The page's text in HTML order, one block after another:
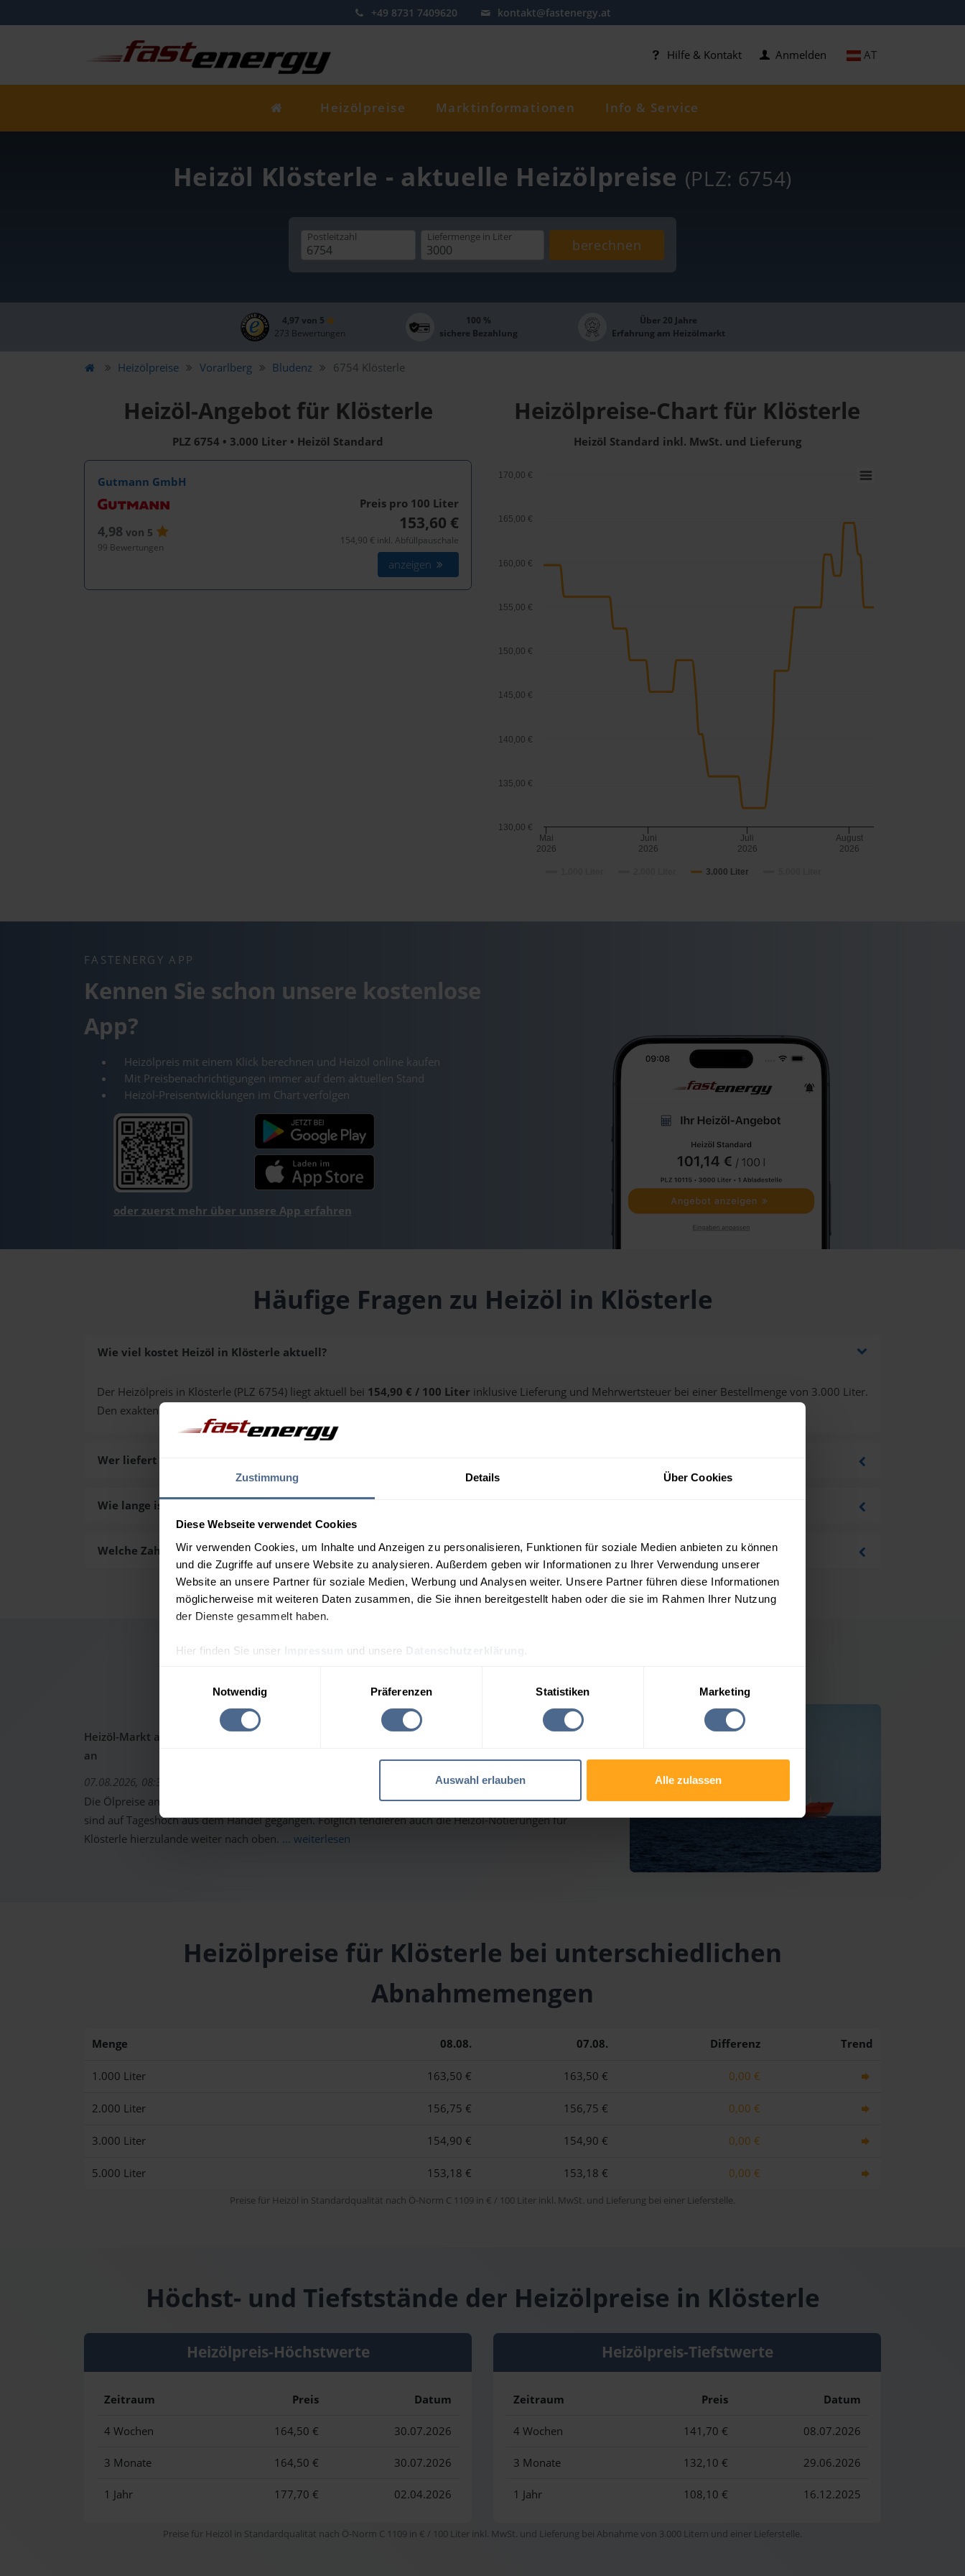
Zustimmung Details Über Cookies
Diese Webseite verwendet Cookies
Wir verwenden Cookies, um Inhalte und Anzeigen zu personalisieren, Funktionen für soziale Medien anbieten zu können
und die Zugriffe auf unsere Website zu analysieren. Außerdem geben wir Informationen zu Ihrer Verwendung unserer
Website an unsere Partner für soziale Medien, Werbung und Analysen weiter. Unsere Partner führen diese Informationen
möglicherweise mit weiteren Daten zusammen, die Sie ihnen bereitgestellt haben oder die sie im Rahmen Ihrer Nutzung
der Dienste gesammelt haben.
Hier finden Sie unser Impressum und unsere Datenschutzerklärung
Notwendig
Präferenzen Statistiken Marketing
Auswahl erlauben Alle zulassen
+49 8731 7409620 kontakt@fastenergy.at
AT
Hilfe & Kontakt Anmelden
Heizölpreise Marktinformationen Info & Service
Heizöl Klösterle - aktuelle Heizölpreise (PLZ: 6754)
Postleitzahl Liefermenge in Liter berechnen
4,97 von 5
273 Bewertungen
100 %
sichere Bezahlung
Über 20 Jahre
Erfahrung am Heizölmarkt
Heizölpreise Vorarlberg Bludenz 6754 Klösterle
Heizöl-Angebot für Klösterle
PLZ 6754 • 3.000 Liter • Heizöl Standard
Gutmann GmbH
4,98 von 5
99 Bewertungen
Preis pro 100 Liter
153,60 €
154,90 € inkl. Abfüllpauschale
anzeigen
Heizölpreise-Chart für Klösterle
Heizöl Standard inkl. MwSt. und Lieferung
3.000 Liter
Mai
2026
Juni
2026
Juli
2026
August
2026
130,00 €
135,00 €
140,00 €
145,00 €
150,00 €
155,00 €
160,00 €
165,00 €
170,00 €
FASTENERGY APP
Kennen Sie schon unsere kostenlose
App?
Heizölpreis mit einem Klick berechnen und Heizöl online kaufen
Mit Preisbenachrichtigungen immer auf dem aktuellen Stand
Heizöl-Preisentwicklungen im Chart verfolgen
oder zuerst mehr über unsere App erfahren
Häufige Fragen zu Heizöl in Klösterle
Wie viel kostet Heizöl in Klösterle aktuell?
Der Heizölpreis in Klösterle (PLZ 6754) liegt aktuell bei 154,90 € / 100 Liter inklusive Lieferung und Mehrwertsteuer bei einer Bestellmenge von 3.000 Liter.
Den exakten Preis für Ihre Wunschmenge erhalten Sie über unseren
Wer liefert das Heizöl in Klösterle aus?
Wie lange ist die Lieferzeit des Heizöls in Klösterle?
Welche Zahlungsarten gibt es?
Heizöl-Markt aktuell: Ölpreise schon wieder auf dem Weg nach oben - Heizölpreise ziehen ebenfalls
an
07.08.2026, 08:37 Uhr
Die Ölpreise an den internationalen Warenterminmärkten haben gestern weiter deutlich zugelegt und
sind auf Tageshoch aus dem Handel gegangen. Folglich tendieren auch die Heizöl-Notierungen für
Klösterle hierzulande weiter nach oben. ... weiterlesen
Heizölpreise für Klösterle bei unterschiedlichen
Abnahmemengen
Menge 08.08. 07.08. Differenz Trend
1.000 Liter 163,50 € 163,50 € 0,00 €
2.000 Liter 156,75 € 156,75 € 0,00 €
3.000 Liter 154,90 € 154,90 € 0,00 €
5.000 Liter 153,18 € 153,18 € 0,00 €
Preise für Heizöl in Standardqualität nach Ö-Norm C 1109 in € / 100 Liter inkl. MwSt. und Lieferung bei einer Lieferstelle.
Höchst- und Tiefststände der Heizölpreise in Klösterle
Heizölpreis-Höchstwerte
Zeitraum Preis Datum
4 Wochen 164,50 € 30.07.2026
3 Monate 164,50 € 30.07.2026
1 Jahr 177,70 € 02.04.2026
Heizölpreis-Tiefstwerte
Zeitraum Preis Datum
4 Wochen 141,70 € 08.07.2026
3 Monate 132,10 € 29.06.2026
1 Jahr 108,10 € 16.12.2025
Preise für Heizöl in Standardqualität nach Ö-Norm C 1109 in € / 100 Liter inkl. MwSt. und Lieferung bei Abnahme von 3.000 Litern und einer Lieferstelle.